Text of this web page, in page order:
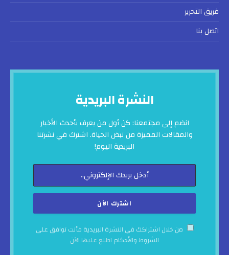
فريق التحرير
اتصل بنا
النشرة البريدية
انضم إلى مجتمعنا: كن أول من يعرف بأحدث الأخبار
والمقالات المميزة من نبض الحياة. اشترك في نشرتنا
البريدية اليوم!
من خلال اشتراكك في النشرة البريدية فأنت توافق على
الشروط والأحكام اطلع عليها الآن